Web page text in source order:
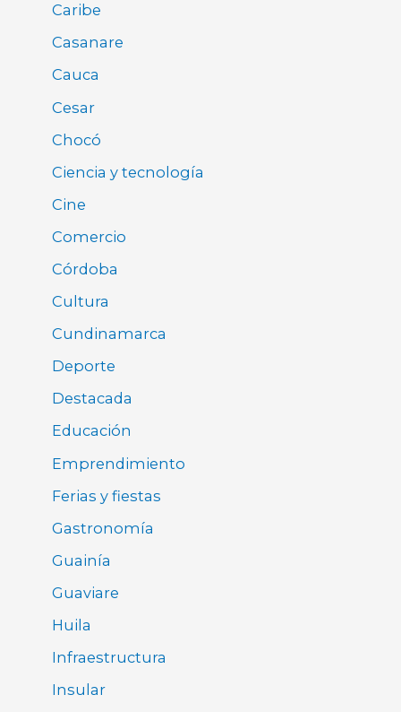
Caribe
Casanare
Cauca
Cesar
Chocó
Ciencia y tecnología
Cine
Comercio
Córdoba
Cultura
Cundinamarca
Deporte
Destacada
Educación
Emprendimiento
Ferias y fiestas
Gastronomía
Guainía
Guaviare
Huila
Infraestructura
Insular